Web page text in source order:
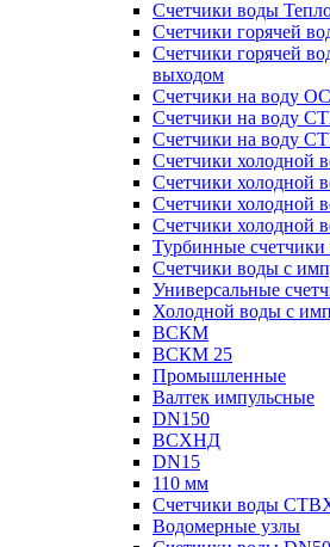
Счетчики воды
Счетчики горячей
Счетчики горячей
выходом
Счетчики на воду
Счетчики на воду
Счетчики на воду
Счетчики холодной
Счетчики холодной
Счетчики
Счетчики
Турбинные
Счетчики воды с
Универсальные
Холодной воды с
ВСКМ
ВСКМ 25
Промышленные
Валтек импульсные
DN150
ВСХНД
DN15
110 мм
Счетчики воды
Водомерные узлы